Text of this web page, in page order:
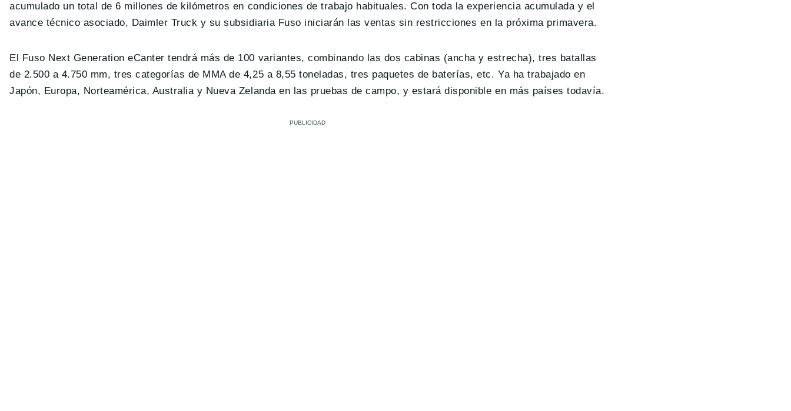
acumulado un total de 6 millones de kilómetros en condiciones de trabajo habituales. Con toda la experiencia acumulada y el
avance técnico asociado, Daimler Truck y su subsidiaria Fuso iniciarán las ventas sin restricciones en la próxima primavera.
El Fuso Next Generation eCanter tendrá más de 100 variantes, combinando las dos cabinas (ancha y estrecha), tres batallas
de 2.500 a 4.750 mm, tres categorías de MMA de 4,25 a 8,55 toneladas, tres paquetes de baterías, etc. Ya ha trabajado en
Japón, Europa, Norteamérica, Australia y Nueva Zelanda en las pruebas de campo, y estará disponible en más países todavía.